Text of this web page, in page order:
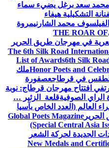
محمد سعد برغل يضيء سماء
التشكيلية هيفاء
محمد الشارنيمروة
THE ROAR OF
في مهرجان طريق الحرير
The 6th Silk Road
List of Awards6th Silk
Honor Poets andملك
الطقس في قرطاجعصفورة
في افتتاح مهرجان قرطاج: نوبة
الراي الصوفيةقلعة الزئير …
العالم (العدد الخاص بآسيا
Global Poets Magazine
(Special Central Asia
الجديدة لحركة الشعر
New Medals and